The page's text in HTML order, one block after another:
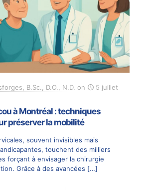
B.Sc., D.O., N.D. on
5 juillet
à Montréal : techniques
préserver la mobilité
souvent invisibles mais
touchent des milliers
forçant à envisager la chirurgie
Grâce à des avancées […]